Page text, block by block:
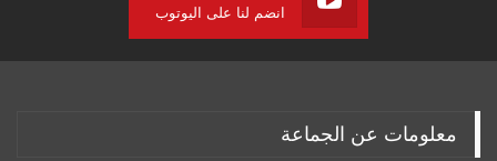
انضم لنا على اليوتوب
معلومات عن الجماعة